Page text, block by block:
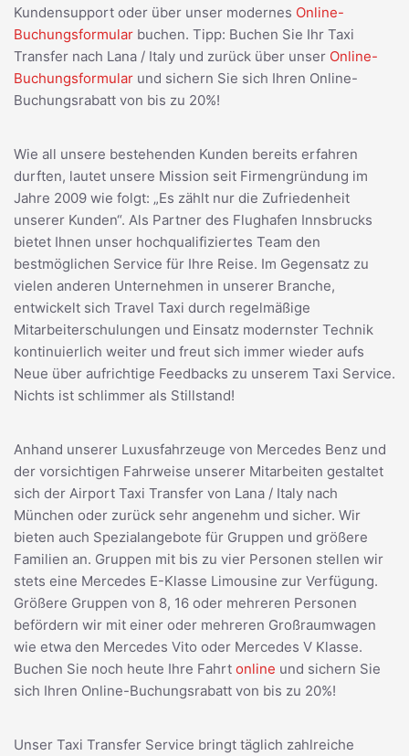
Kundensupport oder über unser modernes Online-
Buchungsformular buchen. Tipp: Buchen Sie Ihr Taxi
Transfer nach Lana / Italy und zurück über unser Online-
Buchungsformular und sichern Sie sich Ihren Online-
Buchungsrabatt von bis zu 20%!
Wie all unsere bestehenden Kunden bereits erfahren
durften, lautet unsere Mission seit Firmengründung im
Jahre 2009 wie folgt: „Es zählt nur die Zufriedenheit
unserer Kunden“. Als Partner des Flughafen Innsbrucks
bietet Ihnen unser hochqualifiziertes Team den
bestmöglichen Service für Ihre Reise. Im Gegensatz zu
vielen anderen Unternehmen in unserer Branche,
entwickelt sich Travel Taxi durch regelmäßige
Mitarbeiterschulungen und Einsatz modernster Technik
kontinuierlich weiter und freut sich immer wieder aufs
Neue über aufrichtige Feedbacks zu unserem Taxi Service.
Nichts ist schlimmer als Stillstand!
Anhand unserer Luxusfahrzeuge von Mercedes Benz und
der vorsichtigen Fahrweise unserer Mitarbeiten gestaltet
sich der Airport Taxi Transfer von Lana / Italy nach
München oder zurück sehr angenehm und sicher. Wir
bieten auch Spezialangebote für Gruppen und größere
Familien an. Gruppen mit bis zu vier Personen stellen wir
stets eine Mercedes E-Klasse Limousine zur Verfügung.
Größere Gruppen von 8, 16 oder mehreren Personen
befördern wir mit einer oder mehreren Großraumwagen
wie etwa den Mercedes Vito oder Mercedes V Klasse.
Buchen Sie noch heute Ihre Fahrt online und sichern Sie
sich Ihren Online-Buchungsrabatt von bis zu 20%!
Unser Taxi Transfer Service bringt täglich zahlreiche